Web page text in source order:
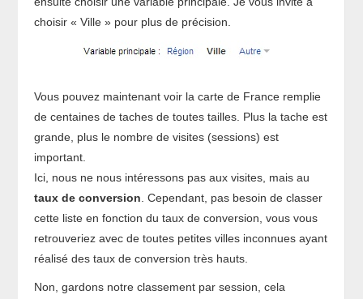
choisir « Ville » pour plus de précision.
Vous pouvez maintenant voir la carte de France remplie
de centaines de taches de toutes tailles. Plus la tache est
grande, plus le nombre de visites (sessions) est
important.
Ici, nous ne nous intéressons pas aux visites, mais au
taux de conversion . Cependant, pas besoin de classer
cette liste en fonction du taux de conversion, vous vous
retrouveriez avec de toutes petites villes inconnues ayant
réalisé des taux de conversion très hauts.
Non, gardons notre classement par session, cela